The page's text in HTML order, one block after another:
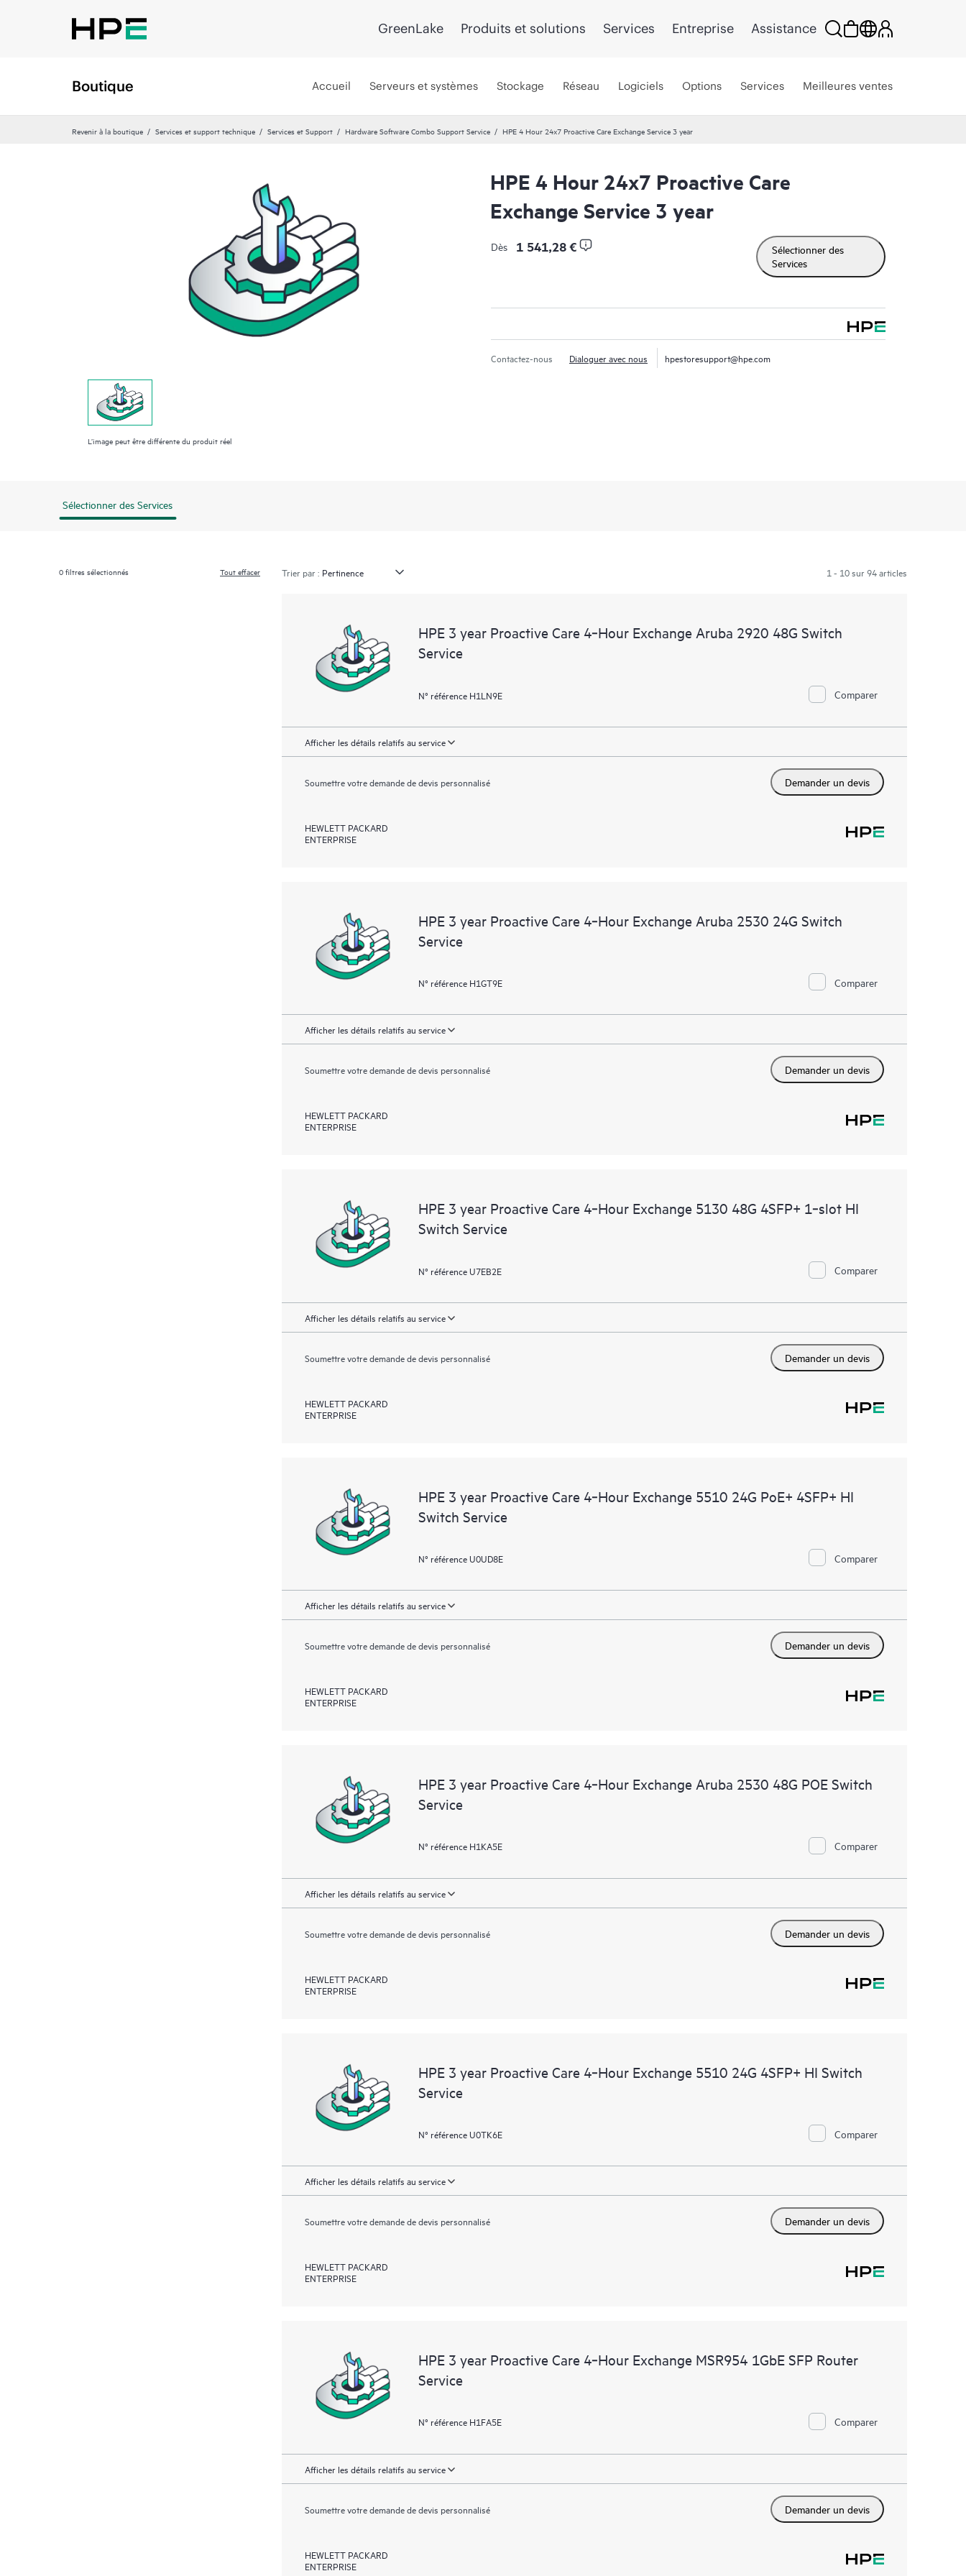
GreenLake Produits et solutions Services Entreprise Assistance
Boutique Accueil Serveurs et systèmes Stockage Réseau Logiciels Options Services Meilleures ventes
Revenir à la boutique Services et support technique Services et Support Hardware Software Combo Support Service HPE 4 Hour 24x7 Proactive Care Exchange Service 3 year
L’image peut être différente du produit réel
HPE 4 Hour 24x7 Proactive Care
Exchange Service 3 year
Dès 1 541,28 €
Sélectionner des
Services
Contactez-nous Dialoguer avec nous hpestoresupport@hpe.com
Sélectionner des Services
0filtres sélectionnés Tout effacer Trier par : 1 - 10 sur 94 articles
HPE 3 year Proactive Care 4‑Hour Exchange Aruba 2920 48G Switch
Service
N° référence H1LN9E Comparer
Afficher les détails relatifs au service
Soumettre votre demande de devis personnalisé Demander un devis
HEWLETT PACKARD
ENTERPRISE
HPE 3 year Proactive Care 4‑Hour Exchange Aruba 2530 24G Switch
Service
N° référence H1GT9E Comparer
Afficher les détails relatifs au service
Soumettre votre demande de devis personnalisé Demander un devis
HEWLETT PACKARD
ENTERPRISE
HPE 3 year Proactive Care 4‑Hour Exchange 5130 48G 4SFP+ 1‑slot HI
Switch Service
N° référence U7EB2E Comparer
Afficher les détails relatifs au service
Soumettre votre demande de devis personnalisé Demander un devis
HEWLETT PACKARD
ENTERPRISE
HPE 3 year Proactive Care 4‑Hour Exchange 5510 24G PoE+ 4SFP+ HI
Switch Service
N° référence U0UD8E Comparer
Afficher les détails relatifs au service
Soumettre votre demande de devis personnalisé Demander un devis
HEWLETT PACKARD
ENTERPRISE
HPE 3 year Proactive Care 4‑Hour Exchange Aruba 2530 48G POE Switch
Service
N° référence H1KA5E Comparer
Afficher les détails relatifs au service
Soumettre votre demande de devis personnalisé Demander un devis
HEWLETT PACKARD
ENTERPRISE
HPE 3 year Proactive Care 4‑Hour Exchange 5510 24G 4SFP+ HI Switch
Service
N° référence U0TK6E Comparer
Afficher les détails relatifs au service
Soumettre votre demande de devis personnalisé Demander un devis
HEWLETT PACKARD
ENTERPRISE
HPE 3 year Proactive Care 4‑Hour Exchange MSR954 1GbE SFP Router
Service
N° référence H1FA5E Comparer
Afficher les détails relatifs au service
Soumettre votre demande de devis personnalisé Demander un devis
HEWLETT PACKARD
ENTERPRISE